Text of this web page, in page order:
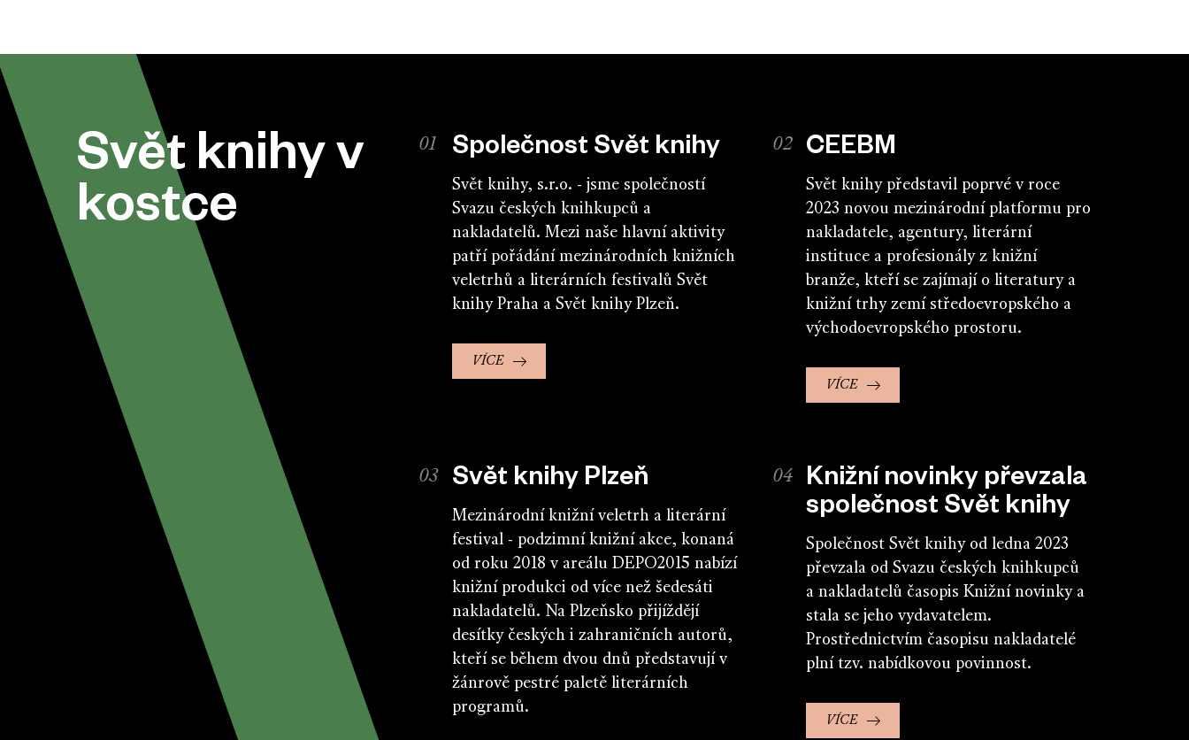
Svět knihy v
kostce
Společnost Svět knihy
Svět knihy, s.r.o. - jsme společností
Svazu českých knihkupců a
nakladatelů. Mezi naše hlavní aktivity
patří pořádání mezinárodních knižních
veletrhů a literárních festivalů Svět
knihy Praha a Svět knihy Plzeň.
VÍCE
CEEBM
Svět knihy představil poprvé v roce
2023 novou mezinárodní platformu pro
nakladatele, agentury, literární
instituce a profesionály z knižní
branže, kteří se zajímají o literatury a
knižní trhy zemí středoevropského a
východoevropského prostoru.
VÍCE
Svět knihy Plzeň
Mezinárodní knižní veletrh a literární
festival - podzimní knižní akce, konaná
od roku 2018 v areálu DEPO2015 nabízí
knižní produkci od více než šedesáti
nakladatelů. Na Plzeňsko přijíždějí
desítky českých i zahraničních autorů,
kteří se během dvou dnů představují v
žánrově pestré paletě literárních
programů.
Knižní novinky převzala
společnost Svět knihy
Společnost Svět knihy od ledna 2023
převzala od Svazu českých knihkupců
a nakladatelů časopis Knižní novinky a
stala se jeho vydavatelem.
Prostřednictvím časopisu nakladatelé
plní tzv. nabídkovou povinnost.
VÍCE